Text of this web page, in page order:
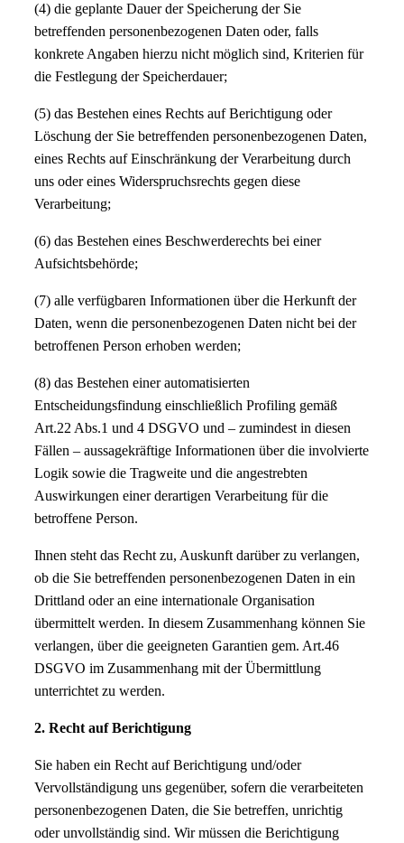
(4) die geplante Dauer der Speicherung der Sie
betreffenden personenbezogenen Daten oder, falls
konkrete Angaben hierzu nicht möglich sind, Kriterien für
die Festlegung der Speicherdauer;
(5) das Bestehen eines Rechts auf Berichtigung oder
Löschung der Sie betreffenden personenbezogenen Daten,
eines Rechts auf Einschränkung der Verarbeitung durch
uns oder eines Widerspruchsrechts gegen diese
Verarbeitung;
(6) das Bestehen eines Beschwerderechts bei einer
Aufsichtsbehörde;
(7) alle verfügbaren Informationen über die Herkunft der
Daten, wenn die personenbezogenen Daten nicht bei der
betroffenen Person erhoben werden;
(8) das Bestehen einer automatisierten
Entscheidungsfindung einschließlich Profiling gemäß
Art.22 Abs.1 und 4 DSGVO und – zumindest in diesen
Fällen – aussagekräftige Informationen über die involvierte
Logik sowie die Tragweite und die angestrebten
Auswirkungen einer derartigen Verarbeitung für die
betroffene Person.
Ihnen steht das Recht zu, Auskunft darüber zu verlangen,
ob die Sie betreffenden personenbezogenen Daten in ein
Drittland oder an eine internationale Organisation
übermittelt werden. In diesem Zusammenhang können Sie
verlangen, über die geeigneten Garantien gem. Art.46
DSGVO im Zusammenhang mit der Übermittlung
unterrichtet zu werden.
2. Recht auf Berichtigung
Sie haben ein Recht auf Berichtigung und/oder
Vervollständigung uns gegenüber, sofern die verarbeiteten
personenbezogenen Daten, die Sie betreffen, unrichtig
oder unvollständig sind. Wir müssen die Berichtigung